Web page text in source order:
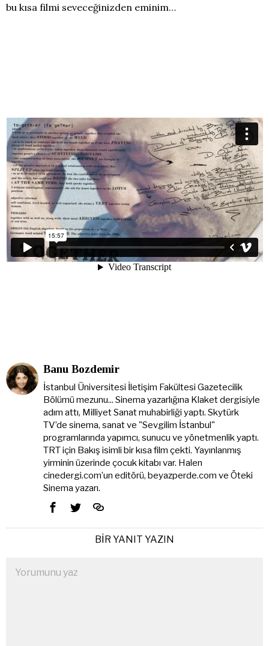
bu kısa filmi seveceğinizden eminim…
Banu Bozdemir
İstanbul Üniversitesi İletişim Fakültesi Gazetecilik
Bölümü mezunu... Sinema yazarlığına Klaket dergisiyle
adım attı, Milliyet Sanat muhabirliği yaptı. Skytürk
TV’de sinema, sanat ve "Sevgilim İstanbul"
programlarında yapımcı, sunucu ve yönetmenlik yaptı.
TRT için Bakış isimli bir kısa film çekti. Yayınlanmış
yirminin üzerinde çocuk kitabı var. Halen
cinedergi.com’un editörü, beyazperde.com ve Öteki
Sinema yazarı.
BIR YANIT YAZIN